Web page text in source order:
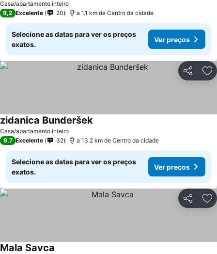
Casa/apartamento inteiro
9,2 Excelente 20 a 1.1 km de Centro da cidade
Selecione as datas para ver os preços
exatos.
Ver preços
Partilhar
Casa/apartamento inteiro
zidanica Bunderšek
9,7 Excelente 32 a 13.2 km de Centro da cidade
Selecione as datas para ver os preços
exatos.
Ver preços
Partilhar
Mala Savca